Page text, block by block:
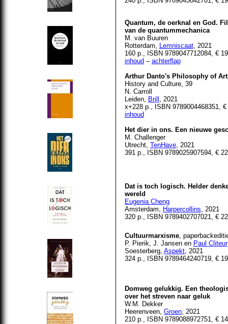
Quantum, de oerknal en God.
van de quantummechanica
M. van Buuren
Rotterdam, Lemniscaat, 2021
160 p., ISBN 9789047712084, €
inhoud – achterflap
Arthur Danto's Philosophy of
History and Culture, 39
N. Carroll
Leiden, Brill , 2021
x+228 p., ISBN 9789004468351,
inhoud
Het dier in ons. Een nieuwe
M. Challenger
Utrecht, TenHave, 2021
391 p., ISBN 9789025907594, €
Dat is toch logisch. Helder
wereld
Eugenia Cheng
Amsterdam, Harpercollins, 2021
320 p., ISBN 9789402707021, €
Cultuurmarxisme,
P. Pierik, J. Jansen en Paul Cliteur
Soesterberg, Aspekt, 2021
324 p., ISBN 9789464240719, €
Domweg gelukkig. Een
over het streven naar geluk
W.M. Dekker
Heerenveen, Groen, 2021
210 p., ISBN 9789088972751, €